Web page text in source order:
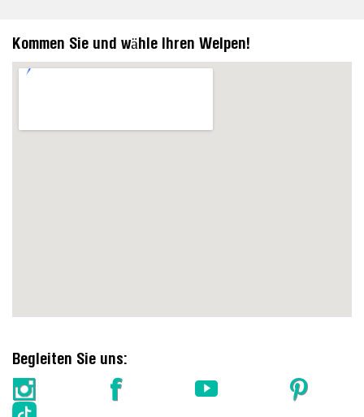
Kommen Sie und wähle Ihren Welpen!
https://embedgooglemaps.com/en/
Begleiten Sie uns: